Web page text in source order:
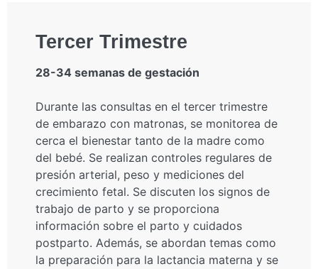
Tercer Trimestre
28-34 semanas de gestación
Durante las consultas en el tercer trimestre
de embarazo con matronas, se monitorea de
cerca el bienestar tanto de la madre como
del bebé. Se realizan controles regulares de
presión arterial, peso y mediciones del
crecimiento fetal. Se discuten los signos de
trabajo de parto y se proporciona
información sobre el parto y cuidados
postparto. Además, se abordan temas como
la preparación para la lactancia materna y se